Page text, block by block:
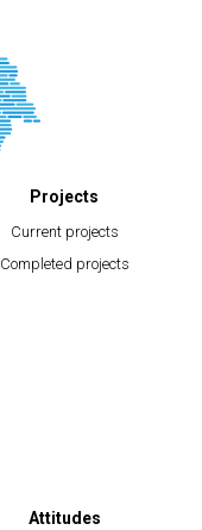
Projects
Current projects
Completed projects
Attitudes